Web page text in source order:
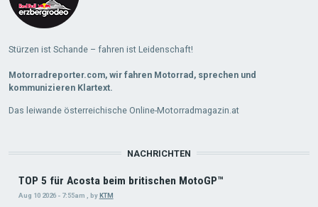
Stürzen ist Schande – fahren ist Leidenschaft!
Motorradreporter.com, wir fahren Motorrad, sprechen und
kommunizieren Klartext.
Das leiwande österreichische Online-Motorradmagazin.at
NACHRICHTEN
TOP 5 für Acosta beim britischen MotoGP™
Aug 10 2026 - 7:55am , byKTM